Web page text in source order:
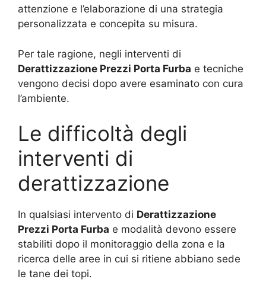
attenzione e l’elaborazione di una strategia
personalizzata e concepita su misura.
Per tale ragione, negli interventi di
Derattizzazione Prezzi Porta Furba e tecniche
vengono decisi dopo avere esaminato con cura
l’ambiente.
Le difficoltà degli
interventi di
derattizzazione
In qualsiasi intervento di Derattizzazione
Prezzi Porta Furba e modalità devono essere
stabiliti dopo il monitoraggio della zona e la
ricerca delle aree in cui si ritiene abbiano sede
le tane dei topi.